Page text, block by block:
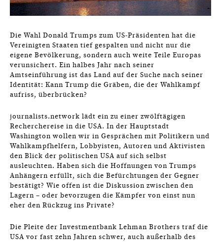
Die Wahl Donald Trumps zum US-Präsidenten hat die
Vereinigten Staaten tief gespalten und nicht nur die
eigene Bevölkerung, sondern auch weite Teile Europas
verunsichert. Ein halbes Jahr nach seiner
Amtseinführung ist das Land auf der Suche nach seiner
Identität: Kann Trump die Gräben, die der Wahlkampf
aufriss, überbrücken?
journalists.network lädt ein zu einer zwölftägigen
Recherchereise in die USA. In der Hauptstadt
Washington wollen wir in Gesprächen mit Politikern und
Wahlkampfhelfern, Lobbyisten, Autoren und Aktivisten
den Blick der politischen USA auf sich selbst
ausleuchten. Haben sich die Hoffnungen von Trumps
Anhängern erfüllt, sich die Befürchtungen der Gegner
bestätigt? Wie offen ist die Diskussion zwischen den
Lagern – oder bevorzugen die Kämpfer von einst nun
eher den Rückzug ins Private?
Die Pleite der Investmentbank Lehman Brothers traf die
USA vor fast zehn Jahren schwer, auch außerhalb des